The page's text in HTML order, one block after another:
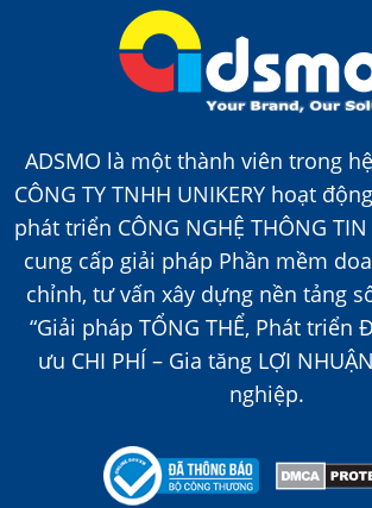
ADSMO là một thành viên trong
CÔNG TY TNHH UNIKERY hoạt
phát triển CÔNG NGHỆ THÔNG TIN
cung cấp giải pháp Phần mềm
chỉnh, tư vấn xây dựng nền tảng
“Giải pháp TỔNG THỂ, Phát triển
ưu CHI PHÍ – Gia tăng LỢI
nghiệp.